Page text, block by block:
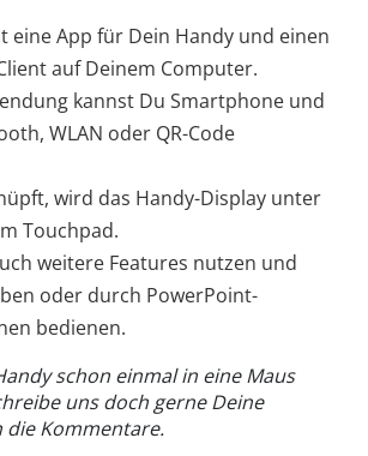
eine App für Dein Handy und einen
auf Deinem Computer.
kannst Du Smartphone und
WLAN oder QR-Code
wird das Handy-Display unter
Touchpad.
weitere Features nutzen und
oder durch PowerPoint-
bedienen.
schon einmal in eine Maus
uns doch gerne Deine
die Kommentare.